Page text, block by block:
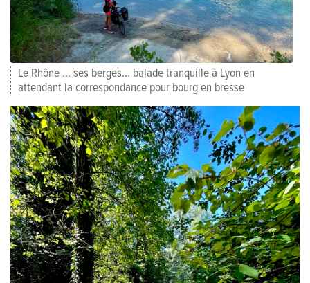
Le Rhône … ses berges… balade tranquille à Lyon en
attendant la correspondance pour bourg en bresse